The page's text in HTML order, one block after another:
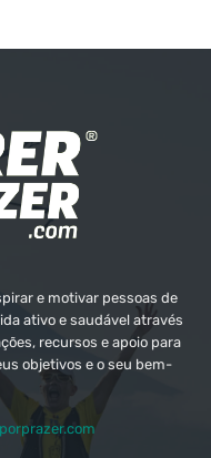
e motivar pessoas de
ativo e saudável através
recursos e apoio para
objetivos e o seu bem-